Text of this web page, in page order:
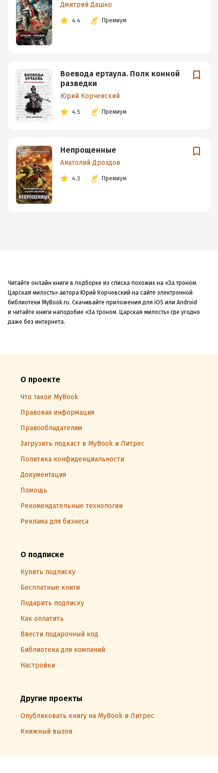
Дмитрий Дашко
4.4 Премиум
Воевода ертаула. Полк конной
разведки
Юрий Корчевский
4.5 Премиум
Непрощенные
Анатолий Дроздов
4.3 Премиум
Читайте онлайн книги в подборке из списка похожих на «За троном.
Царская милость» автора Юрий Корчевский на сайте электронной
библиотеки MyBook.ru. Скачивайте приложения для iOS или Android
и читайте книги наподобие «За троном. Царская милость» где угодно
даже без интернета.
О проекте
Что такое MyBook
Правовая информация
Правообладателям
Загрузить подкаст в MyBook и Литрес
Политика конфиденциальности
Документация
Помощь
Рекомендательные технологии
Реклама для бизнеса
О подписке
Купить подписку
Бесплатные книги
Подарить подписку
Как оплатить
Ввести подарочный код
Библиотека для компаний
Настройки
Другие проекты
Опубликовать книгу на MyBook и Литрес
Книжный вызов